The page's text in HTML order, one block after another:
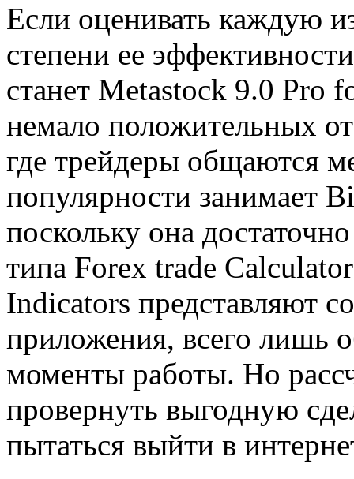
Если оценивать каждую
степени ее
станет Metastock 9.0 Pro
немало положительных
где трейдеры общаются
популярности занимает
поскольку она
типа Forex trade
Indicators представляют
приложения, всего лишь
моменты работы. Но
провернуть выгодную
пытаться выйти в